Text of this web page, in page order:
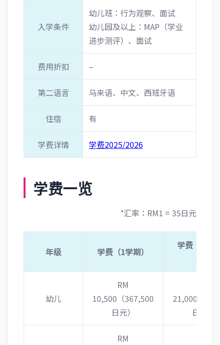
入学条件
幼儿班：行为观察、面试
幼儿园及以上：MAP（学业
进步测评）、面试
费用折扣 –
第二语言 马来语、中文、西班牙语
住宿 有
学费详情 学费2025/2026
学费一览
*汇率：RM1 = 35日元
年级 学费（1学期）
学费（1年
期）
幼儿
RM
10,500（367,500
日元）
21,000（
日元）
RM